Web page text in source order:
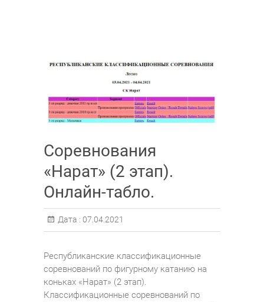
Соревнования
«Нарат» (2 этап).
Онлайн-табло.
Дата : 07.04.2021
Республиканские классификационные
соревнований по фигурному катанию на
коньках «Нарат» (2 этап).
Классификационные соревнований по